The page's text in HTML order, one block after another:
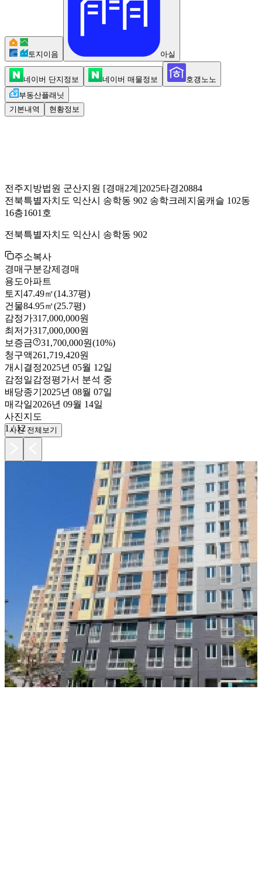
토지이음 아실
네이버 단지정보 네이버 매물정보
호갱노노
부동산플래닛
기본내역
현황정보
전주지방법원 군산지원 [경매2계]2025타경20884
전북특별자치도 익산시 송학동 902 송학크레지움캐슬 102동
16층1601호
전북특별자치도 익산시 송학동 902
주소복사
경매구분강제경매
용도아파트
토지 47.49㎡(14.37평)
건물84.95㎡(25.7평)
감정가317,000,000원
최저가317,000,000원
보증금
31,700,000원(10%)
청구액261,719,420원
개시결정2025년 05월 12일
감정일감정평가서 분석 중
배당종기 2025년 08월 07일
매각일2026년 09월 14일
사진지도
1 /12
사진 전체보기